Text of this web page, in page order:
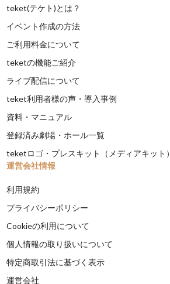
teket(テケト)とは？
イベント作成の方法
ご利用料金について
teketの機能ご紹介
ライブ配信について
teket利用者様の声・導入事例
資料・マニュアル
登録済み劇場・ホール一覧
teketロゴ・プレスキット（メディアキット）
運営会社情報
利用規約
プライバシーポリシー
Cookieの利用について
個人情報の取り扱いについて
特定商取引法に基づく表示
運営会社